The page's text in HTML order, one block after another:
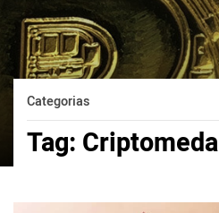
español
français
italiano
日本語
中文
한국어
Categorias
Tag: Criptomeda